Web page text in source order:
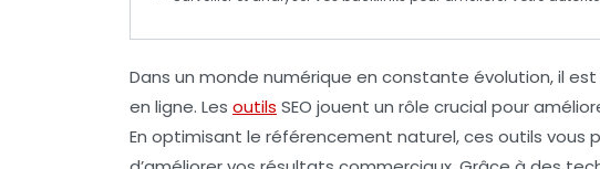
Dans un monde numérique en constante évolution, il
en ligne. Les outils SEO jouent un rôle crucial pour
En optimisant le référencement naturel, ces outils vous